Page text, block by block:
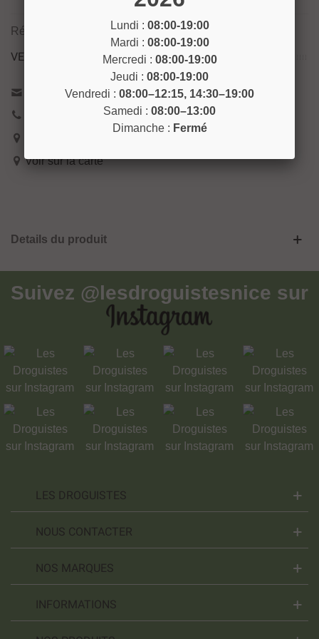
Référence:
VENEZ NOUS RENCONTRER !
Contactez-nous
Voir sur la carte
Details du produit
Suivez @lesdroguistesnice sur
LES DROGUISTES
NOUS CONTACTER
NOS MARQUES
INFORMATIONS
Lundi : 08:00-19:00
Mardi : 08:00-19:00
Mercredi : 08:00-19:00
Jeudi : 08:00-19:00
Vendredi : 08:00–12:15, 14:30–19:00
Samedi : 08:00–13:00
Dimanche : Fermé